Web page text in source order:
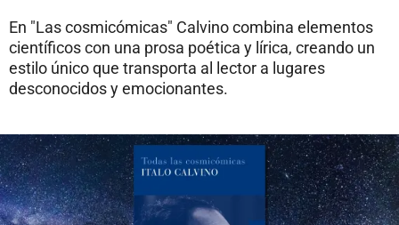
En "Las cosmicómicas" Calvino combina elementos
científicos con una prosa poética y lírica, creando un
estilo único que transporta al lector a lugares
desconocidos y emocionantes.